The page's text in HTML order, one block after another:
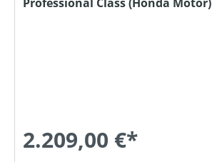
2.209,00 €*